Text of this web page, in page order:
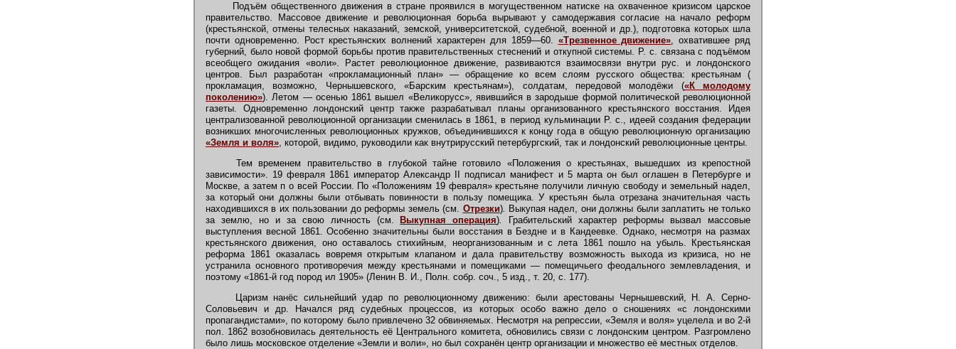
Подъём общественного движения в стране проявился в могущественном натиске на охваченное кризисом царское
правительство. Массовое движение и революционная борьба вырывают у самодержавия согласие на начало реформ
(крестьянской, отмены телесных наказаний, земской, университетской, судебной, военной и др.), подготовка которых шла
почти одновременно. Рост крестьянских волнений характерен для 1859—60. «Трезвенное движение», охватившее ряд
губерний, было новой формой борьбы против правительственных стеснений и откупной системы. Р. с. связана с подъёмом
всеобщего ожидания «воли». Растет революционное движение, развиваются взаимосвязи внутри рус. и лондонского
центров. Был разработан «прокламационный план» — обращение ко всем слоям русского общества: крестьянам (
прокламация, возможно, Чернышевского, «Барским крестьянам»), солдатам, передовой молодёжи («К молодому
поколению»). Летом — осенью 1861 вышел «Великорусс», явившийся в зародыше формой политической революционной
газеты. Одновременно лондонский центр также разрабатывал планы организованного крестьянского восстания. Идея
централизованной революционной организации сменилась в 1861, в период кульминации Р. с., идеей создания федерации
возникших многочисленных революционных кружков, объединившихся к концу года в общую революционную организацию
«Земля и воля», которой, видимо, руководили как внутрирусский петербургский, так и лондонский революционные центры.
Тем временем правительство в глубокой тайне готовило «Положения о крестьянах, вышедших из крепостной
зависимости». 19 февраля 1861 император Александр II подписал манифест и 5 марта он был оглашен в Петербурге и
Москве, а затем п о всей России. По «Положениям 19 февраля» крестьяне получили личную свободу и земельный надел,
за который они должны были отбывать повинности в пользу помещика. У крестьян была отрезана значительная часть
находившихся в их пользовании до реформы земель (см. Отрезки). Выкупая надел, они должны были заплатить не только
за землю, но и за свою личность (см.
Выкупная операция).
Грабительский характер реформы вызвал массовые
выступления весной 1861. Особенно значительны были восстания в Бездне и в Кандеевке. Однако, несмотря на размах
крестьянского движения, оно оставалось стихийным, неорганизованным и с лета 1861 пошло на убыль. Крестьянская
реформа 1861 оказалась вовремя открытым клапаном и дала правительству возможность выхода из кризиса, но не
устранила основного противоречия между крестьянами и помещиками — помещичьего феодального землевладения, и
поэтому «1861-й год пород ил 1905» (Ленин В. И., Полн. собр. соч., 5 изд., т. 20, с. 177).
Царизм нанёс сильнейший удар по революционному движению: были арестованы Чернышевский, Н. А. Серно-
Соловьевич и др. Начался ряд судебных процессов, из которых особо важно дело о сношениях «с лондонскими
пропагандистами», по которому было привлечено 32 обвиняемых. Несмотря на репрессии, «Земля и воля» уцелела и во 2-й
пол. 1862 возобновилась деятельность её Центрального комитета, обновились связи с лондонским центром. Разгромлено
было лишь московское отделение «Земли и воли», но был сохранён центр организации и множество её местных отделов.